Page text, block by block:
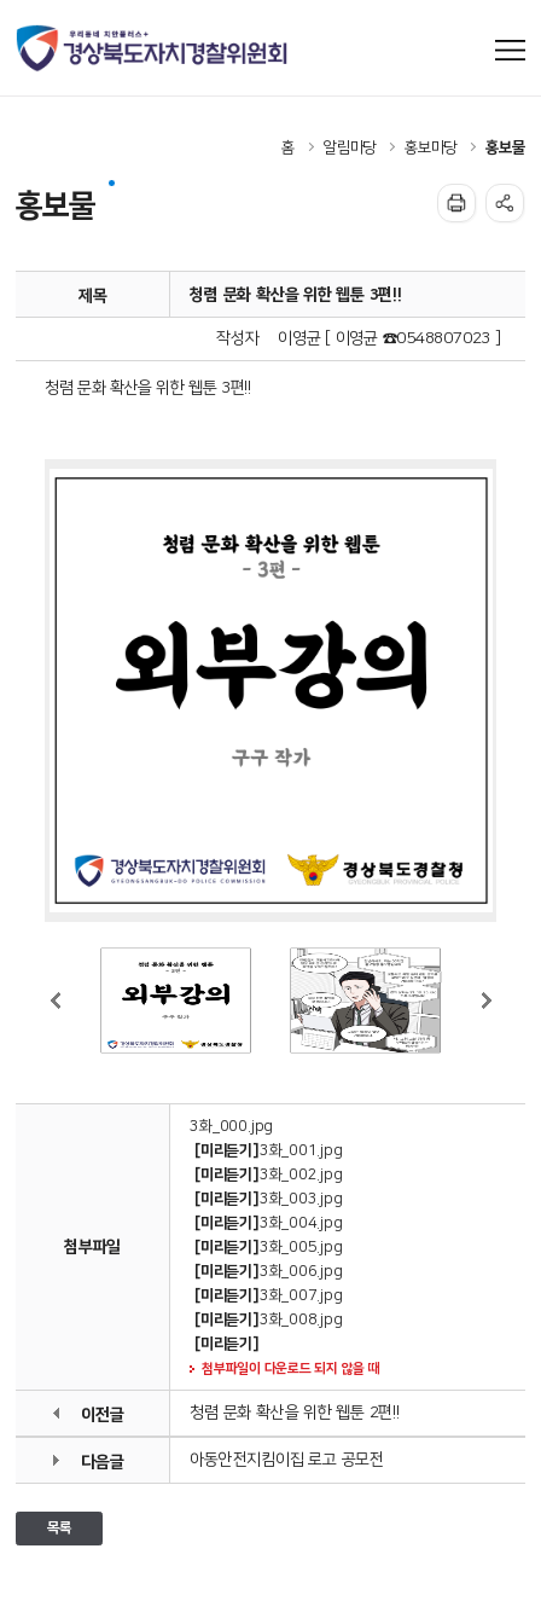
홈 알림마당 홍보마당 홍보물
홍보물
제목 청렴 문화 확산을 위한 웹툰 3편!!
작성자 이영균 [ 이영균 ☎0548807023 ]
청렴 문화 확산을 위한 웹툰 3편!!
첨부파일
3화_000.jpg
[미리듣기] 3화_001.jpg
[미리듣기] 3화_002.jpg
[미리듣기] 3화_003.jpg
[미리듣기] 3화_004.jpg
[미리듣기] 3화_005.jpg
[미리듣기] 3화_006.jpg
[미리듣기] 3화_007.jpg
[미리듣기] 3화_008.jpg
[미리듣기]
첨부파일이 다운로드 되지 않을 때
이전글 청렴 문화 확산을 위한 웹툰 2편!!
다음글 아동안전지킴이집 로고 공모전
목록